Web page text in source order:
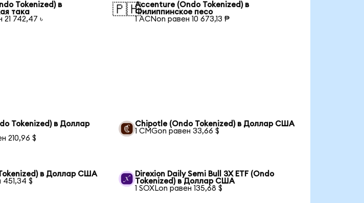
Tokenized) в
така
21 742,47 ৳
🇵🇭Accenture (Ondo Tokenized) в
Филиппинское песо
1 ACNon равен 10 673,13 ₱
Tokenized) в Доллар
210,96 $
Chipotle (Ondo Tokenized) в Доллар США
1 CMGon равен 33,66 $
в Доллар США
451,34 $
Direxion Daily Semi Bull 3X ETF (Ondo
Tokenized) в Доллар США
1 SOXLon равен 135,68 $